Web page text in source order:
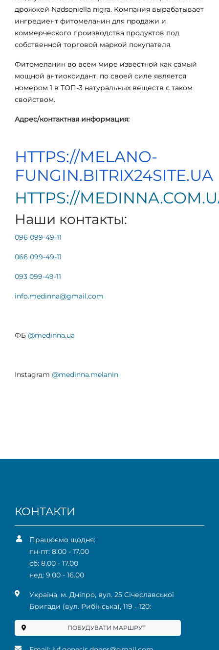
дрожжей Nadsoniella nigra. Компания вырабатывает
ингредиент фитомеланин для продажи и
коммерческого производства продуктов под
собственной торговой маркой покупателя.
Фитомеланин во всем мире известной как самый
мощной антиоксидант, по своей силе является
номером 1 в ТОП-3 натуральных веществ с таком
свойством.
Адрес/контактная информация:
HTTPS://MELANO-
FUNGIN.BITRIX24SITE.UA
HTTPS://MEDINNA.COM.
Наши контакты:
096 099-49-11
066 099-49-11
093 099-49-11
info.medinna@gmail.com
ФБ @medinna.ua
Instagram @medinna.melanin
КОНТАКТИ
Працюємо щодня:
пн-пт: 8.00 - 17.00
сб: 8.00 - 17.00
нед: 9.00 - 16.00
Українa, м. Дніпро, вул. 25 Січеславської
Бригади (вул. Рибінська), 119 ‑ 120:
ПОБУДУВАТИ МАРШРУТ